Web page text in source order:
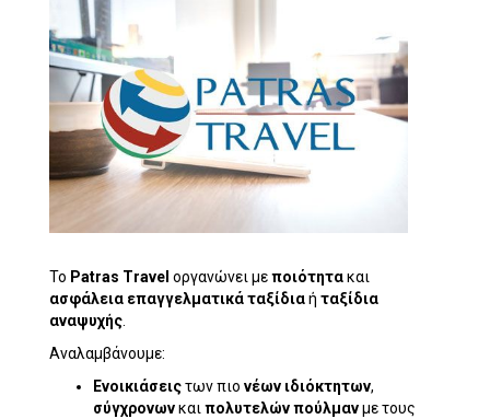
Το Patras Travel οργανώνει μεποιότητακαι
ασφάλεια επαγγελματικά ταξίδιαή ταξίδια
αναψυχής
Αναλαμβάνουμε:
Ενοικιάσειςτων πιο νέων ιδιόκτητων,
σύγχρονωνκαι πολυτελών πούλμανμε τους